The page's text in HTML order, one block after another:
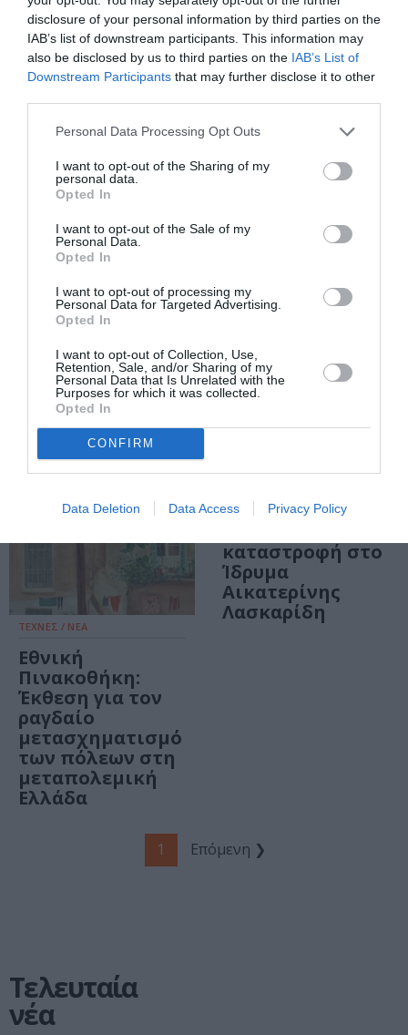
disclosure of your personal information by third parties on the
IAB’s list of downstream participants. This information may
also be disclosed by us to third parties on the IAB’s List of
Downstream Participants that may further disclose it to other
Personal Data Processing Opt Outs
I want to opt-out of the Sharing of my
personal data.
Opted In
I want to opt-out of the Sale of my
Personal Data.
Opted In
I want to opt-out of processing my
Personal Data for Targeted Advertising.
Opted In
I want to opt-out of Collection, Use,
Retention, Sale, and/or Sharing of my
Personal Data that Is Unrelated with the
Purposes for which it was collected.
Opted In
CONFIRM
Data Deletion Data Access Privacy Policy
πρόγραμμα της
διοργάνωσης!
Οι ταινίες που θα
δούμε στις
αίθουσες από
την Πέμπτη 31
Αυγούστου
Ο Δράκος: Η
Κούνδουρου στο
σινεμά Ριβιέρα!
ΤΕΧΝΕΣ / ΝΕΑ
Εθνική
Πινακοθήκη:
Έκθεση για τον
ραγδαίο
μετασχηματισμό
των πόλεων στη
μεταπολεμική
Ελλάδα
ὦ γῆ: Αφιέρωμα
από τη
καταστροφή στο
Ίδρυμα
Αικατερίνης
Λασκαρίδη
1 Επόμενη ❯
Τελευταία
νέα